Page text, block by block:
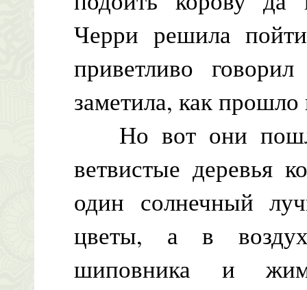
Черри решила
приветливо
заметила, как
Но вот они
ветвистые деревья
один солнечный
цветы, а в
шиповника и